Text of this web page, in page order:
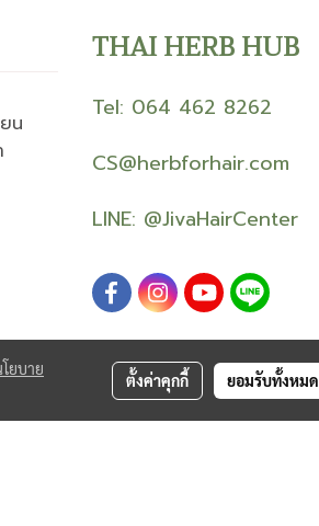
น
THAI HERB HUB
Tel: 064 462 8262
CS@herbforhair.com
LINE: @JivaHairCenter
ยบาย
ตั้งค่าคุกกี้ ยอมรับทั้งหมด